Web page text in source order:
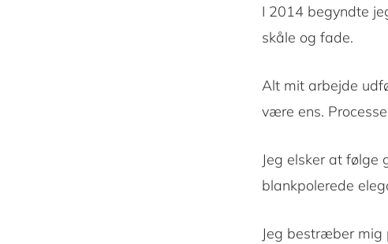
I 2014 begyndte
skåle og fade.
Alt mit arbejde
være ens.
Jeg elsker at
blankpolerede
Jeg bestræber mig